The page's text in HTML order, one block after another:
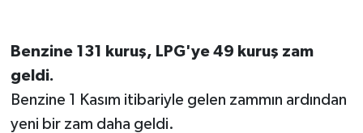
Benzine 131 kuruş, LPG'ye 49 kuruş zam
geldi.
Benzine 1 Kasım itibariyle gelen zammın ardından
yeni bir zam daha geldi.